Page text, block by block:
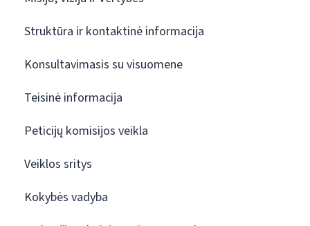
Struktūra ir kontaktinė informacija
Konsultavimasis su visuomene
Teisinė informacija
Peticijų komisijos veikla
Veiklos sritys
Kokybės vadyba